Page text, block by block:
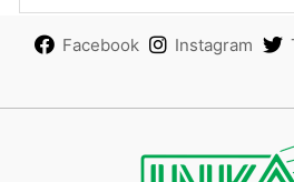
Facebook Instagram